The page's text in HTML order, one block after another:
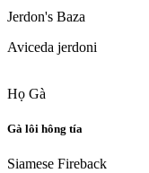
Jerdon's Baza
Aviceda jerdoni
Họ Gà
Gà lôi hông tía
Siamese Fireback